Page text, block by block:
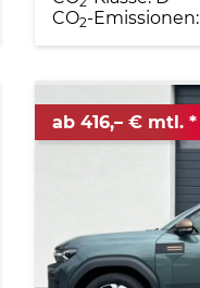
CO2-Emissionen:
ab 416,– € mtl.